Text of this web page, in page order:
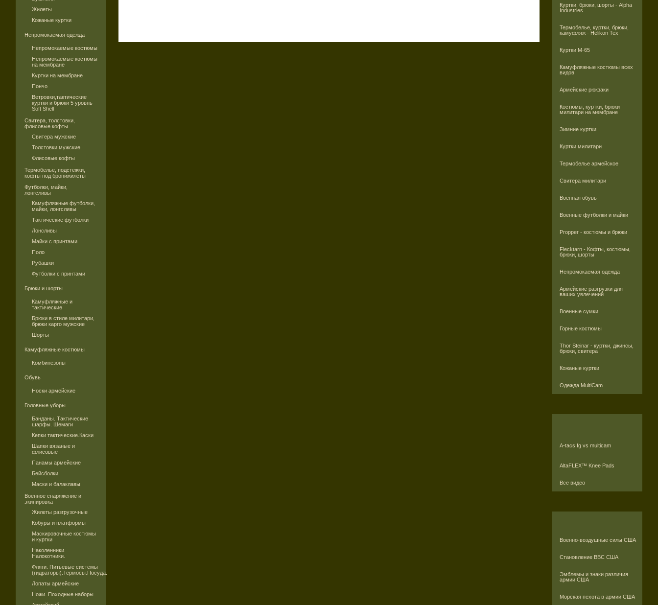
Жилеты
Кожаные куртки
Непромокаемая одежда
Непромокаемые костюмы
Непромокаемые костюмы
на мембране
Куртки на мембране
Пончо
Ветровки,тактические
куртки и брюки 5 уровнь
Soft Shell
Свитера, толстовки,
флисовые кофты
Свитера мужские
Толстовки мужские
Флисовые кофты
Термобелье, подстежки,
кофты под бронижилеты
Футболки, майки,
лонгсливы
Камуфляжные футболки,
майки, лонгсливы
Тактические футболки
Лонсливы
Майки с принтами
Поло
Рубашки
Футболки с принтами
Брюки и шорты
Камуфляжные и
тактические
Брюки в стиле милитари,
брюки карго мужские
Шорты
Камуфляжные костюмы
Комбинезоны
Обувь
Носки армейские
Головные уборы
Банданы. Тактические
шарфы. Шемаги
Кепки тактические.Каски
Шапки вязаные и
флисовые
Панамы армейские
Бейсболки
Маски и балаклавы
Военное снаряжение и
экипировка
Жилеты разгрузочные
Кобуры и платформы
Маскировочные костюмы
и куртки
Наколенники.
Налокотники.
Фляги. Питьевые системы
(гидраторы).Термосы.Посуда.
Лопаты армейские
Ножи. Походные наборы
Куртки, брюки, шорты - Alpha
Industries
Термобелье, куртки, брюки,
камуфляж - Helikon Tex
Куртки M-65
Камуфляжные костюмы всех
видов
Армейские рюкзаки
Костюмы, куртки, брюки
милитари на мембране
Зимние куртки
Куртки милитари
Термобелье армейское
Свитера милитари
Военная обувь
Военные футболки и майки
Propper - костюмы и брюки
Flecktarn - Кофты, костюмы,
брюки, шорты
Непромокаемая одежда
Армейские разгрузки для
ваших увлечений
Военные сумки
Горные костюмы
Thor Steinar - куртки, джинсы,
брюки, свитера
Кожаные куртки
Одежда MultiCam
A-tacs fg vs multicam
AltaFLEX™ Knee Pads
Все видео
Военно-воздушные силы США
Становление ВВС США
Эмблемы и знаки различия
армии США
Морская пехота в армии США